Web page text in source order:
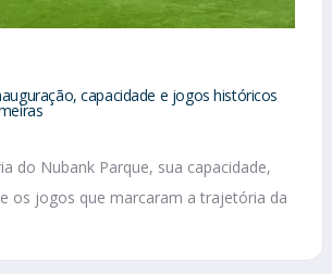
capacidade e jogos históricos
do Nubank Parque, sua capacidade,
os jogos que marcaram a trajetória da